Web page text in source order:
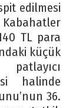
edilmesi
TL para
küçük
halinde
36.